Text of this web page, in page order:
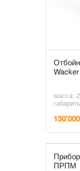
масса:
ПРПМ